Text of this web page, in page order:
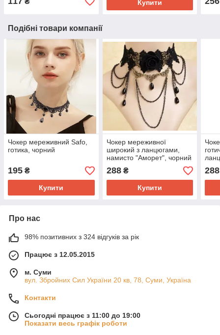
Купити
Подібні товари компанії
Чокер мереживний Safo,
готика, чорний
195 ₴
Купити
Чокер мереживної
широкий з ланцюгами,
намисто "Аморет", чорний
288₴
Купити
288
Про нас
98% позитивних з 324 відгуків за рік
Працює з 12.05.2015
м. Суми
вул. Збройних Сил України 20 кв, 78, Суми, Україна
Контакти
Сьогодні працює з 11:00 до 19:00
Показати весь графік роботи